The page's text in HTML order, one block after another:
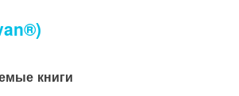
книги